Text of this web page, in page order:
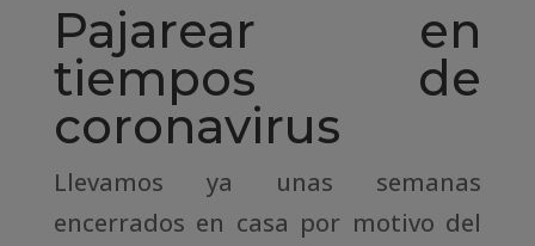
Pajarear en
tiempos de
coronavirus
Llevamos ya unas semanas
encerrados en casa por motivo del